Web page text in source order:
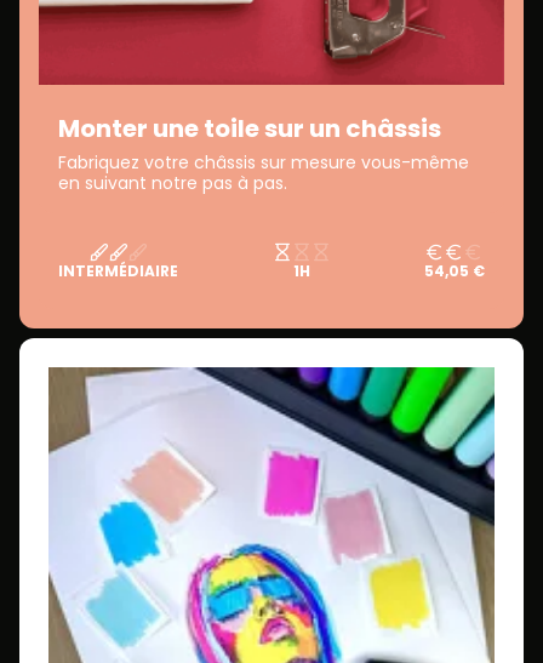
Monter une toile sur un châssis
Fabriquez votre châssis sur mesure vous-même
en suivant notre pas à pas.
INTERMÉDIAIRE 1H 54,05 €